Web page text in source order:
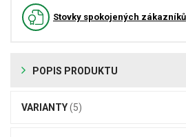
Stovky spokojených zákazníků
POPIS PRODUKTU
VARIANTY(5)